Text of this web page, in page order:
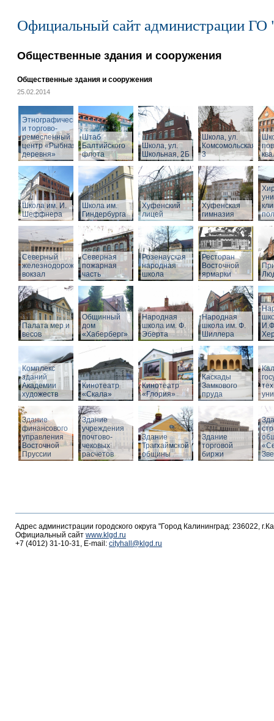
Официальный сайт администрации ГО
Общественные здания и сооружения
Общественные здания и сооружения
25.02.2014
Этнографический
и торгово-
ремесленный
центр «Рыбная
деревня»
Штаб
Балтийского
флота
Школа, ул.
Школьная, 2Б
Школа, ул.
Комсомольская,
3
Школа им. И.
Шеффнера
Школа им.
Гиндербурга
Хуфенский
лицей
Хуфенская
гимназия
Северный
железнодорожный
вокзал
Северная
пожарная
часть
Розенауская
народная
школа
Ресторан
Восточной
ярмарки
Палата мер и
весов
Общинный
дом
«Хаберберг»
Народная
школа им. Ф.
Эберта
Народная
школа им. Ф.
Шиллера
Комплекс
зданий
Академии
художеств
Кинотеатр
«Скала»
Кинотеатр
«Глория»
Каскады
Замкового
пруда
Здание
финансового
управления
Восточной
Пруссии
Здание
учреждения
почтово-
чековых
расчетов
Здание
Трагхаймской
общины
Здание
торговой
биржи
Адрес администрации городского округа "Город Калининград: 236022,
Официальный сайт www.klgd.ru
+7 (4012) 31-10-31, E-mail: cityhall@klgd.ru